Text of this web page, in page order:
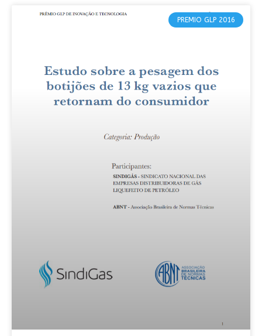
PREMIO GLP 2016